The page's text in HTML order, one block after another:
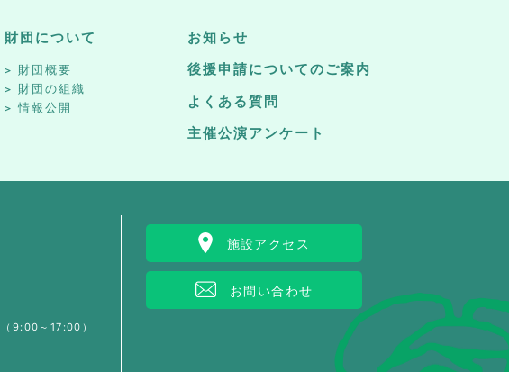
財団について
財団概要
財団の組織
情報公開
お知らせ
後援申請についてのご案内
よくある質問
主催公演アンケート
（9:00～17:00）
施設アクセス
お問い合わせ